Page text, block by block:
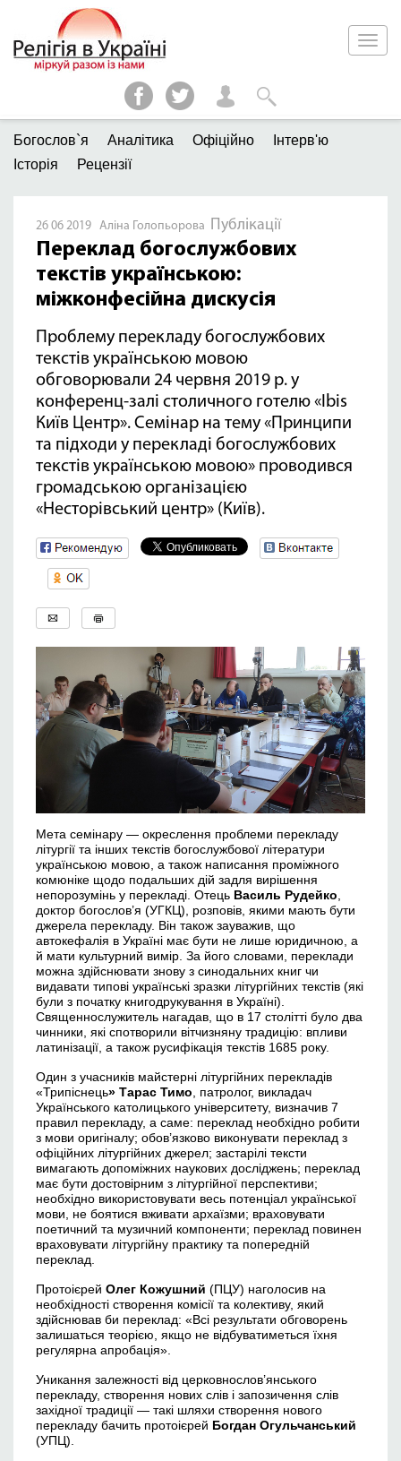
Богослов`я Аналітика Офіційно
Інтерв'ю
Історія
Рецензії
26 06 2019 Аліна Голопьорова Публікації
Переклад богослужбових
текстів українською:
міжконфесійна дискусія
Проблему перекладу богослужбових
текстів українською мовою
обговорювали 24 червня 2019 р. у
конференц-залі столичного готелю «Ibis
Київ Центр». Семінар на тему «Принципи
та підходи у перекладі богослужбових
текстів українською мовою» проводився
громадською організацією
«Несторівський центр» (Київ).
Мета семінару — окреслення проблеми перекладу
літургії та інших текстів богослужбової літератури
українською мовою, а також написання проміжного
комюніке щодо подальших дій задля вирішення
непорозумінь у перекладі. Отець Василь Рудейко
доктор богослов’я (УГКЦ), розповів, якими мають бути
джерела перекладу. Він також зауважив, що
автокефалія в Україні має бути не лише юридичною, а
й мати культурний вимір. За його словами, переклади
можна здійснювати знову з синодальних книг чи
видавати типові українські зразки літургійних текстів (які
були з початку книгодрукування в Україні).
Священнослужитель нагадав, що в 17 столітті було два
чинники, які спотворили вітчизняну традицію: впливи
латинізації, а також русифікація текстів 1685 року.
Один з учасників майстерні літургійних перекладів
«Трипіснець» Тарас Тимо , патролог, викладач
Українського католицького університету, визначив 7
правил перекладу, а саме: переклад необхідно робити
з мови оригіналу; обов’язково виконувати переклад з
офіційних літургійних джерел; застарілі тексти
вимагають допоміжних наукових досліджень; переклад
має бути достовірним з літургійної перспективи;
необхідно використовувати весь потенціал української
мови, не боятися вживати архаїзми; враховувати
поетичний та музичний компоненти; переклад повинен
враховувати літургійну практику та попередній
переклад.
Протоієрей Олег Кожушний (ПЦУ) наголосив на
необхідності створення комісії та колективу, який
здійснював би переклад: «Всі результати обговорень
залишаться теорією, якщо не відбуватиметься їхня
регулярна апробація».
Уникання залежності від церковнослов’янського
перекладу, створення нових слів і запозичення слів
західної традиції — такі шляхи створення нового
перекладу бачить протоієрей Богдан Огульчанський
(УПЦ).